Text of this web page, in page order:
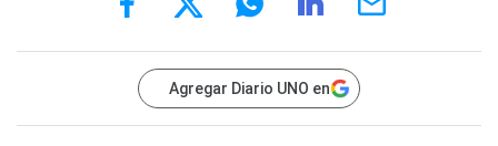
Agregar Diario UNO en